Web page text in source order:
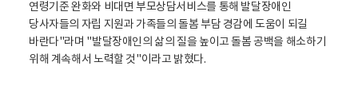
연령기준 완화와 비대면 부모상담서비스를 통해 발달장애인
당사자들의 자립 지원과 가족들의 돌봄 부담 경감에 도움이 되길
바란다"라며 "발달장애인의 삶의 질을 높이고 돌봄 공백을 해소하기
위해 계속해서 노력할 것"이라고 밝혔다.